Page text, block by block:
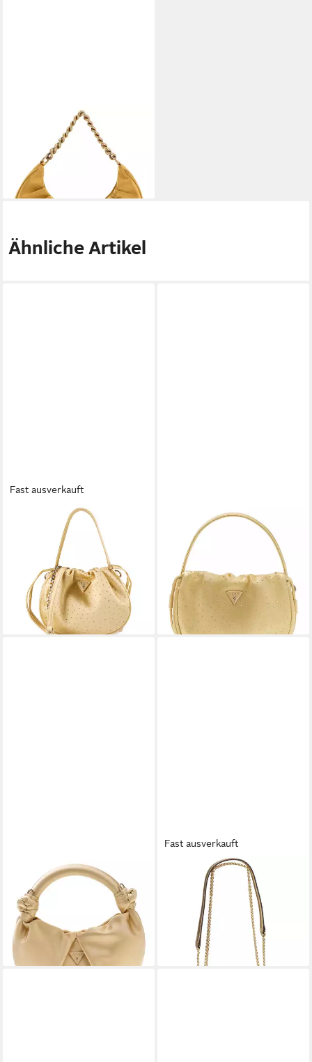
Schultertasche Tori
101,57 € UVP 145,00 €
-30%
lieferbar - in 2-3 Werktagen bei dir
Ähnliche Artikel
Fast ausverkauft
Schultertasche Elsie,
ab 94,50 €
135,00 €
-30%
lieferbar - in 2-3 Werktagen bei dir
Umhängetasche Pouch
96,61 €
-28%
lieferbar - in 2-3 Werktagen bei dir
Umhängetasche Mini Hobo
125,00 €
lieferbar - in 2-3 Werktagen bei dir
Fast ausverkauft
MICHAEL KORS
Handtasche Claire SM Xbody
Pebble, Abendtaschen
191,25 € UVP 225,00 €
lieferbar - in 2-3 Werktagen bei dir